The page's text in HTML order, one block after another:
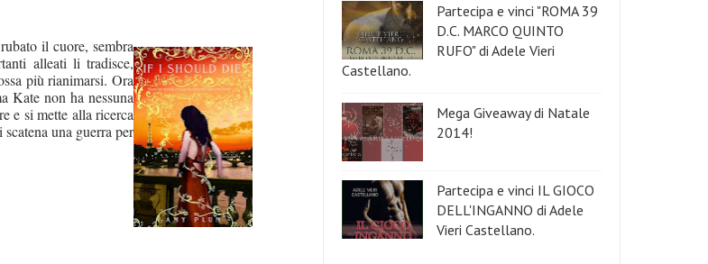
il cuore, sembra
alleati li tradisce,
più rianimarsi. Ora
Kate non ha nessuna
e si mette alla ricerca
una guerra per
Partecipa e vinci "ROMA 39
D.C. MARCO QUINTO
RUFO" di Adele Vieri
Castellano.
Mega Giveaway di Natale
2014!
Partecipa e vinci IL GIOCO
DELL'INGANNO di Adele
Vieri Castellano.